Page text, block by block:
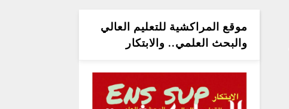
موقع المراكشية للتعليم العالي
والبحث العلمي.. والابتكار